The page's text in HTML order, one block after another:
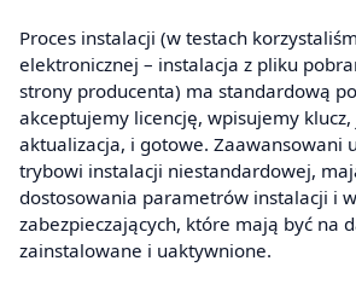
Proces instalacji (w testach
elektronicznej – instalacja z pliku
strony producenta) ma standardową
akceptujemy licencję, wpisujemy klucz,
aktualizacja, i gotowe. Zaawansowani
trybowi instalacji niestandardowej,
dostosowania parametrów instalacji i
zabezpieczających, które mają być na
zainstalowane i uaktywnione.